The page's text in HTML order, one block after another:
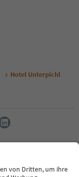
Hotel Unterpichl